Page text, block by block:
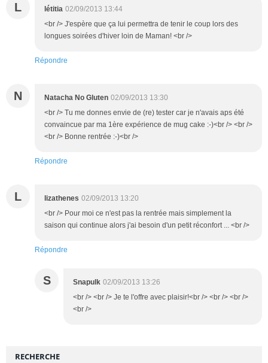
L létitia 02/09/2013 13:44
<br /> J'espère que ça lui permettra de tenir le coup lors des
longues soirées d'hiver loin de Maman! <br />
Répondre
N Natacha No Gluten 02/09/2013 13:30
<br /> Tu me donnes envie de (re) tester car je n'avais aps été
convaincue par ma 1ère expérience de mug cake :-)<br /> <br />
<br /> Bonne rentrée :-)<br />
Répondre
L lizathenes 02/09/2013 13:20
<br /> Pour moi ce n'est pas la rentrée mais simplement la
saison qui continue alors j'ai besoin d'un petit réconfort ... <br />
Répondre
S Snapulk 02/09/2013 13:26
<br /> <br /> Je te l'offre avec plaisir!<br /> <br /> <br />
<br />
RECHERCHE